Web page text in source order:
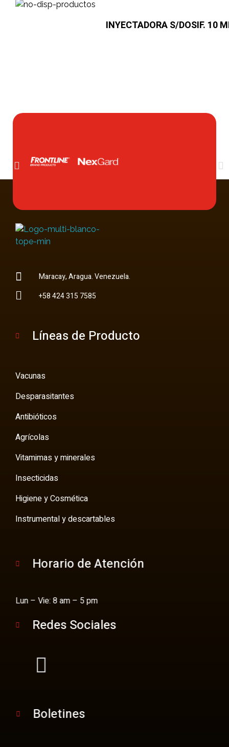
INYECTADORA S/DOSIF. 10
Maracay, Aragua. Venezuela.
+58 424 315 7585
Líneas de Producto
Vacunas
Desparasitantes
Antibióticos
Agrícolas
Vitamimas y minerales
Insecticidas
Higiene y Cosmética
Instrumental y descartables
Horario de Atención
Lun – Vie: 8 am – 5 pm
Redes Sociales
Boletines